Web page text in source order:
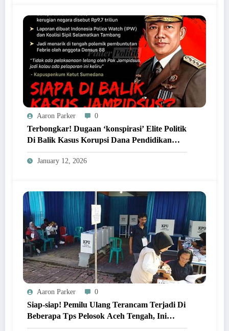
Aaron Parker 0
Terbongkar! Dugaan ‘konspirasi’ Elite Politik
Di Balik Kasus Korupsi Dana Pendidikan
Aceh Tengah!
January 12, 2026
Aaron Parker 0
Siap-siap! Pemilu Ulang Terancam Terjadi Di
Beberapa Tps Pelosok Aceh Tengah, Ini
Penyebabnya!